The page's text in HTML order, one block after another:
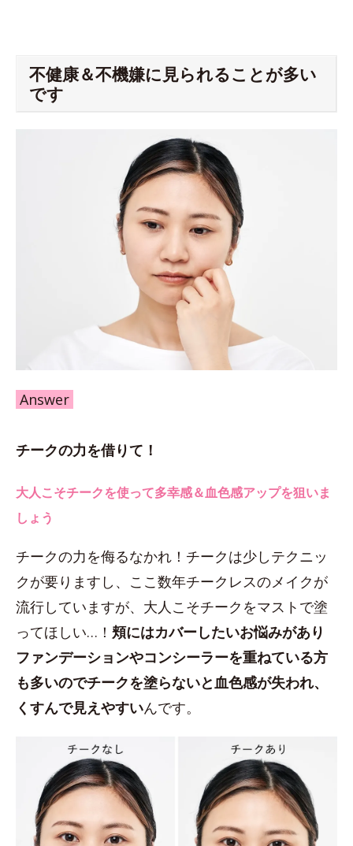
不健康＆不機嫌に見られることが多い
です
Answer
チークの力を借りて！
大人こそチークを使って多幸感＆血色感アップを狙いま
しょう
チークの力を侮るなかれ！チークは少しテクニッ
クが要りますし、ここ数年チークレスのメイクが
流行していますが、大人こそチークをマストで塗
ってほしい…！ 頬にはカバーしたいお悩みがあり
ファンデーションやコンシーラーを重ねている方
も多いのでチークを塗らないと血色感が失われ、
くすんで見えやすいんです。